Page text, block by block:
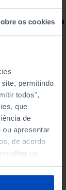
os cookies
permitindo
todos",
que
de
ou apresentar
de acordo
os
Saiba mais
ou da